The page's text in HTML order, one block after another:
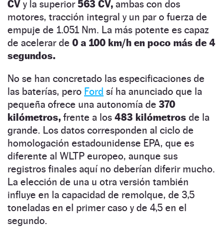
CV y la superior 563 CV, ambas con dos
motores, tracción integral y un par o fuerza de
empuje de 1.051 Nm. La más potente es capaz
de acelerar de 0 a 100 km/h en poco más de 4
segundos.
No se han concretado las especificaciones de
las baterías, pero Ford sí ha anunciado que la
pequeña ofrece una autonomía de 370
kilómetros, frente a los 483 kilómetros de la
grande. Los datos corresponden al ciclo de
homologación estadounidense EPA, que es
diferente al WLTP europeo, aunque sus
registros finales aquí no deberían diferir mucho.
La elección de una u otra versión también
influye en la capacidad de remolque, de 3,5
toneladas en el primer caso y de 4,5 en el
segundo.